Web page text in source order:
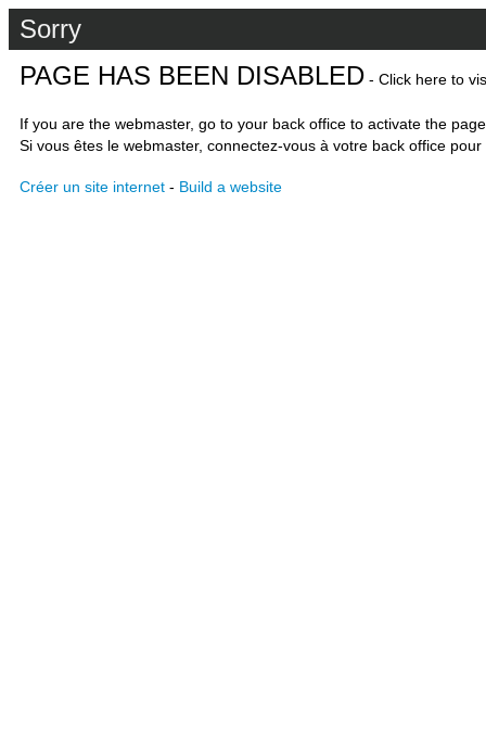
Sorry
PAGE HAS BEEN DISABLED - Click here to
If you are the webmaster, go to your back office to activate the
Si vous êtes le webmaster, connectez-vous à votre back office
Créer un site internet - Build a website